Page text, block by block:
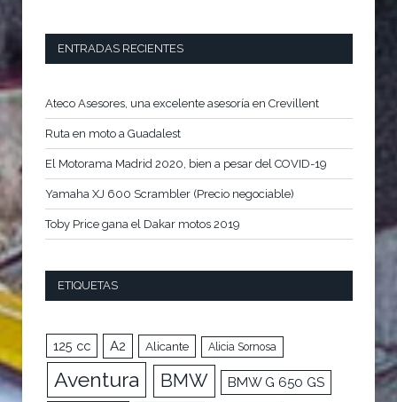
ENTRADAS RECIENTES
Ateco Asesores, una excelente asesoría en Crevillent
Ruta en moto a Guadalest
El Motorama Madrid 2020, bien a pesar del COVID-19
Yamaha XJ 600 Scrambler (Precio negociable)
Toby Price gana el Dakar motos 2019
ETIQUETAS
125 cc A2 Alicante Alicia Sornosa
Aventura BMW
BMW G 650 GS